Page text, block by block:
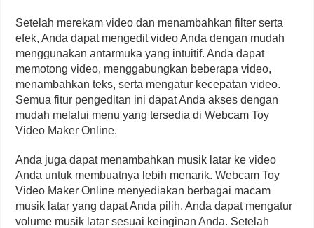
Setelah merekam video dan menambahkan filter serta
efek, Anda dapat mengedit video Anda dengan mudah
menggunakan antarmuka yang intuitif. Anda dapat
memotong video, menggabungkan beberapa video,
menambahkan teks, serta mengatur kecepatan video.
Semua fitur pengeditan ini dapat Anda akses dengan
mudah melalui menu yang tersedia di Webcam Toy
Video Maker Online.
Anda juga dapat menambahkan musik latar ke video
Anda untuk membuatnya lebih menarik. Webcam Toy
Video Maker Online menyediakan berbagai macam
musik latar yang dapat Anda pilih. Anda dapat mengatur
volume musik latar sesuai keinginan Anda. Setelah